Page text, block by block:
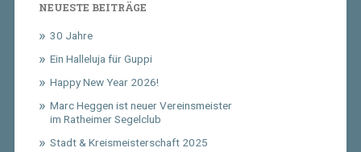
NEUESTE BEITRÄGE
30 Jahre
Ein Halleluja für Guppi
Happy New Year 2026!
Marc Heggen ist neuer Vereinsmeister
im Ratheimer Segelclub
Stadt & Kreismeisterschaft 2025